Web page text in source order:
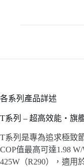
各系列產品詳述
T系列 – 超高效能・旗
T系列是專為追求極致
COP值最高可達1.98
425W（R290），適用